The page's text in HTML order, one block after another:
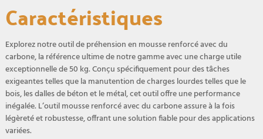
Caractéristiques
Explorez notre outil de préhension en mousse renforcé avec du
carbone, la référence ultime de notre gamme avec une charge utile
exceptionnelle de 50 kg. Conçu spécifiquement pour des tâches
exigeantes telles que la manutention de charges lourdes telles que le
bois, les dalles de béton et le métal, cet outil offre une performance
inégalée. L’outil mousse renforcé avec du carbone assure à la fois
légèreté et robustesse, offrant une solution fiable pour des applications
variées.